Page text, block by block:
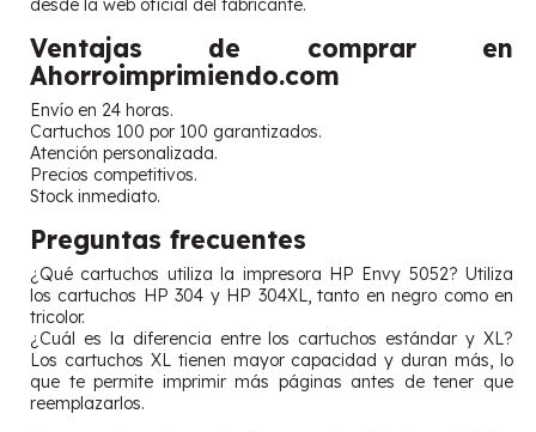
desde la web oficial del fabricante.
Ventajas de comprar en
Ahorroimprimiendo.com
Envío en 24 horas.
Cartuchos 100 por 100 garantizados.
Atención personalizada.
Precios competitivos.
Stock inmediato.
Preguntas frecuentes
¿Qué cartuchos utiliza la impresora HP Envy 5052? Utiliza
los cartuchos HP 304 y HP 304XL, tanto en negro como en
tricolor.
¿Cuál es la diferencia entre los cartuchos estándar y XL?
Los cartuchos XL tienen mayor capacidad y duran más, lo
que te permite imprimir más páginas antes de tener que
reemplazarlos.